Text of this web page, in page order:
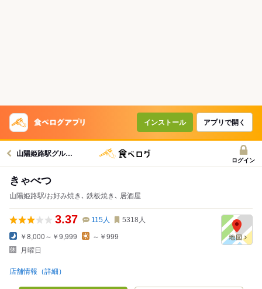
インストール アプリで開く
山陽姫路駅グルメへ
ログイン
きゃべつ
山陽姫路駅/お好み焼き､ 鉄板焼き､ 居酒屋
3.37 115人 5318 人
￥8,000～￥9,999
～￥999
月曜日
店舗情報（詳細）